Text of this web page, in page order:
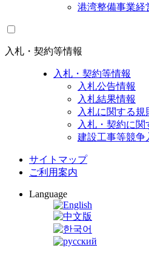
港湾整備事業経
入札・契約等情報
入札・契約等情報
入札公告情報
入札結果情報
入札に関する規
入札・契約に関
建設工事等競争
サイトマップ
ご利用案内
Language